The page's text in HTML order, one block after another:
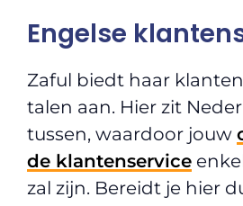
Engelse
Zaful biedt haar
talen aan. Hier zit
tussen, waardoor jouw
de klantenservice
zal zijn. Bereidt je hier